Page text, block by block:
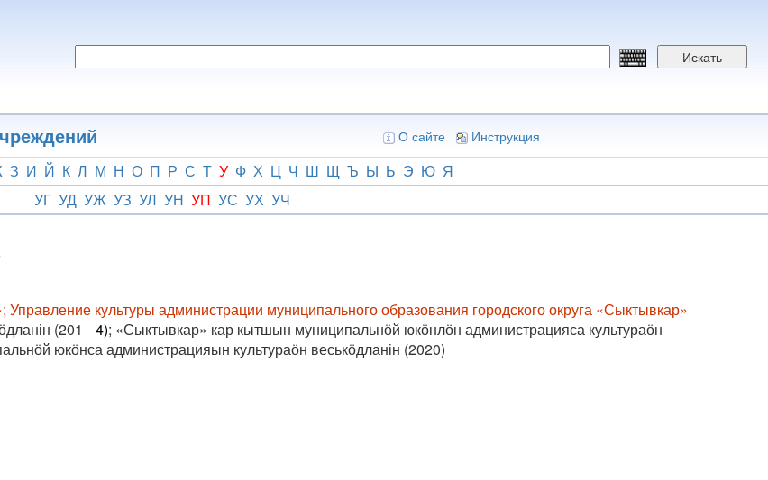
Искать
О сайте Инструкция
З И Й К Л М Н О П Р С Т У Ф Х Ц Ч Ш Щ Ъ Ы Ь Э Ю Я
УГ УД УЖ УЗ УЛ УН УП УС УХ УЧ
культуры администрации муниципального образования городского округа «Сыктывкар»
(201
4); «Сыктывкар» кар кытшын муниципальнӧй юкӧнлӧн администрацияса культураӧн
юкӧнса администрацияын культураӧн веськӧдланін (2020)